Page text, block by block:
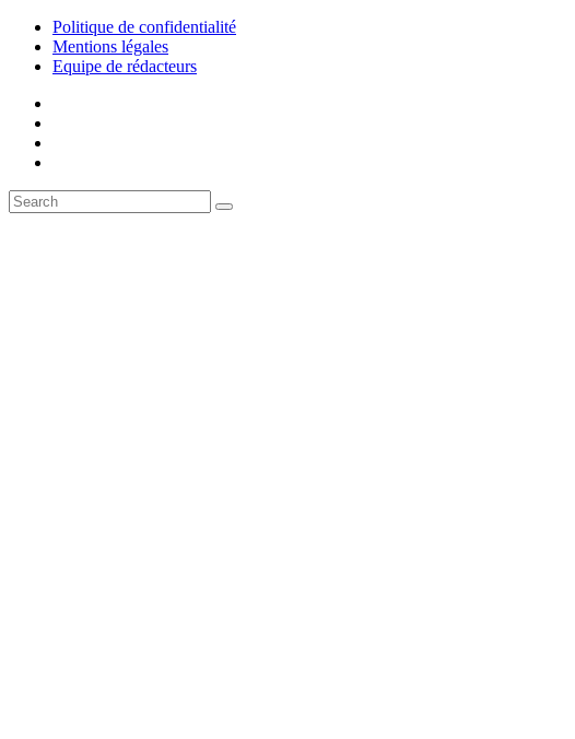
Politique de confidentialité
Mentions légales
Equipe de rédacteurs